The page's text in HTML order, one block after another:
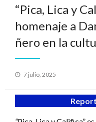
“Pica, Lica y
homenaje a
ñero en la
Publicado
7 julio, 2025